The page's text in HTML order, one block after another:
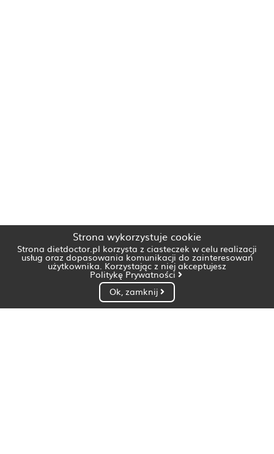
Strona wykorzystuje cookie
Strona dietdoctor.pl korzysta z ciasteczek w celu realizacji
usług oraz dopasowania komunikacji do zainteresowań
użytkownika. Korzystając z niej akceptujesz
Politykę Prywatności
Ok, zamknij